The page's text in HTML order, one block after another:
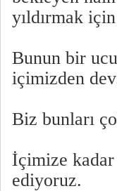
yıldırmak
Bunun bir
içimizden
Biz bunları
İçimize
ediyoruz.